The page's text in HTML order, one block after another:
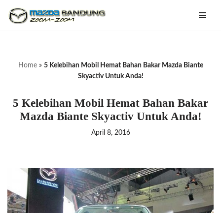
Home» 5 Kelebihan Mobil Hemat Bahan Bakar Mazda Biante
Skyactiv Untuk Anda!
5 Kelebihan Mobil Hemat Bahan Bakar
Mazda Biante Skyactiv Untuk Anda!
April 8, 2016